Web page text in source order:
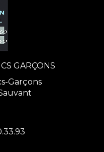
GARÇONS
Garçons